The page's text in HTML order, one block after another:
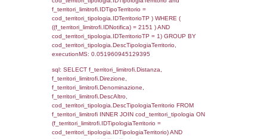
sql: SELECT a2p.Cognome, a2p.Nome
a2_ruolipersonale a2rp INNER JOIN
a2rp.IDPersonale = a2p.IDPersonale
(((a2p.IDNotifica)=2151) AND
executionMS: 0.0027329921722412
sql: SELECT a2p.Cognome, a2p.Nome
a2_ruolipersonale a2rp INNER JOIN
a2rp.IDPersonale = a2p.IDPersonale
(((a2p.IDNotifica)=2151) AND